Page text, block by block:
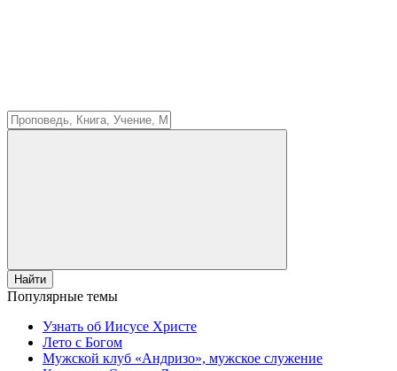
Найти
Популярные темы
Узнать об Иисусе Христе
Лето с Богом
Мужской клуб «Андризо», мужское служение